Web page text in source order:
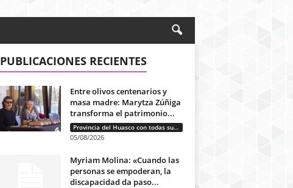
PUBLICACIONES RECIENTES
Entre olivos centenarios y
masa madre: Marytza Zúñiga
transforma el patrimonio...
Provincia del Huasco con todas sus letras: Historias que unen cultura, diversidad e identidad
05/08/2026
Myriam Molina: «Cuando las
personas se empoderan, la
discapacidad da paso...